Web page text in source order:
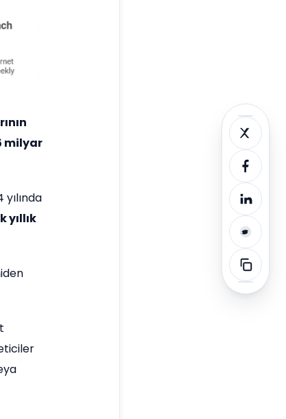
milyar
yılında
yıllık